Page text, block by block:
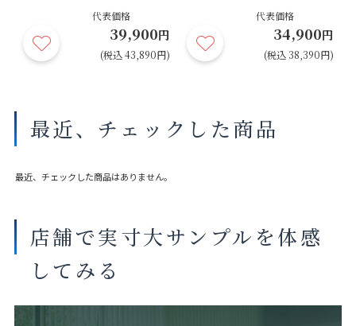
代表価格
39,900円
(税込 43,890円)
代表価格
34,900円
(税込 38,390円)
最近、チェックした商品
最近、チェックした商品はありません。
店舗で実寸大サンプルを体感
してみる